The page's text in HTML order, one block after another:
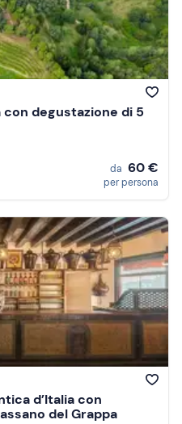
degustazione di 5
da 60 €
per persona
d’Italia con
del Grappa